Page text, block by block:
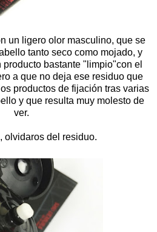
un ligero olor masculino, que se
tanto seco como mojado, y
bastante "limpio"con el
a que no deja ese residuo que
productos de fijación tras varias
y que resulta muy molesto de
ver.
olvidaros del residuo.